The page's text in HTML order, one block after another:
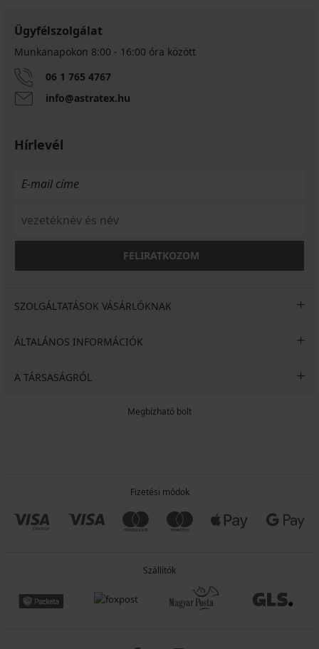
Ügyfélszolgálat
Munkanapokon 8:00 - 16:00 óra között
06 1 765 4767
info@astratex.hu
Hírlevél
FELIRATKOZOM
SZOLGÁLTATÁSOK VÁSÁRLÓKNAK
ÁLTALÁNOS INFORMÁCIÓK
A TÁRSASÁGRÓL
Megbízható bolt
Fizetési módok
Szállítók